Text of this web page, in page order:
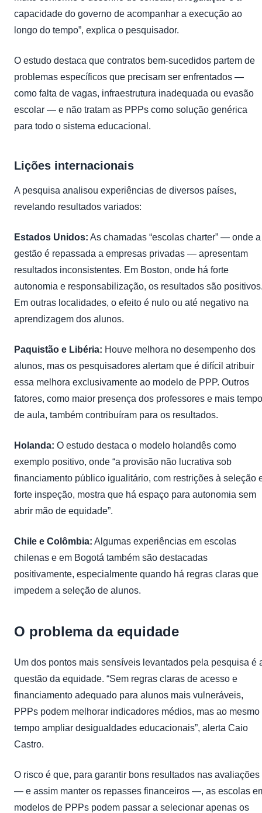
capacidade do governo de acompanhar a execução ao
longo do tempo”, explica o pesquisador.
O estudo destaca que contratos bem-sucedidos partem de
problemas específicos que precisam ser enfrentados —
como falta de vagas, infraestrutura inadequada ou evasão
escolar — e não tratam as PPPs como solução genérica
para todo o sistema educacional.
Lições internacionais
A pesquisa analisou experiências de diversos países,
revelando resultados variados:
Estados Unidos: As chamadas “escolas charter” — onde a
gestão é repassada a empresas privadas — apresentam
resultados inconsistentes. Em Boston, onde há forte
autonomia e responsabilização, os resultados são
Em outras localidades, o efeito é nulo ou até negativo na
aprendizagem dos alunos.
Paquistão e Libéria: Houve melhora no desempenho dos
alunos, mas os pesquisadores alertam que é difícil atribuir
essa melhora exclusivamente ao modelo de PPP. Outros
fatores, como maior presença dos professores e mais tempo
de aula, também contribuíram para os resultados.
Holanda: O estudo destaca o modelo holandês como
exemplo positivo, onde “a provisão não lucrativa sob
financiamento público igualitário, com restrições à seleção
forte inspeção, mostra que há espaço para autonomia sem
abrir mão de equidade”.
Chile e Colômbia: Algumas experiências em escolas
chilenas e em Bogotá também são destacadas
positivamente, especialmente quando há regras claras que
impedem a seleção de alunos.
O problema da equidade
Um dos pontos mais sensíveis levantados pela pesquisa é
questão da equidade. “Sem regras claras de acesso e
financiamento adequado para alunos mais vulneráveis,
PPPs podem melhorar indicadores médios, mas ao mesmo
tempo ampliar desigualdades educacionais”, alerta Caio
Castro.
O risco é que, para garantir bons resultados nas avaliações
— e assim manter os repasses financeiros —, as escolas
modelos de PPPs podem passar a selecionar apenas os